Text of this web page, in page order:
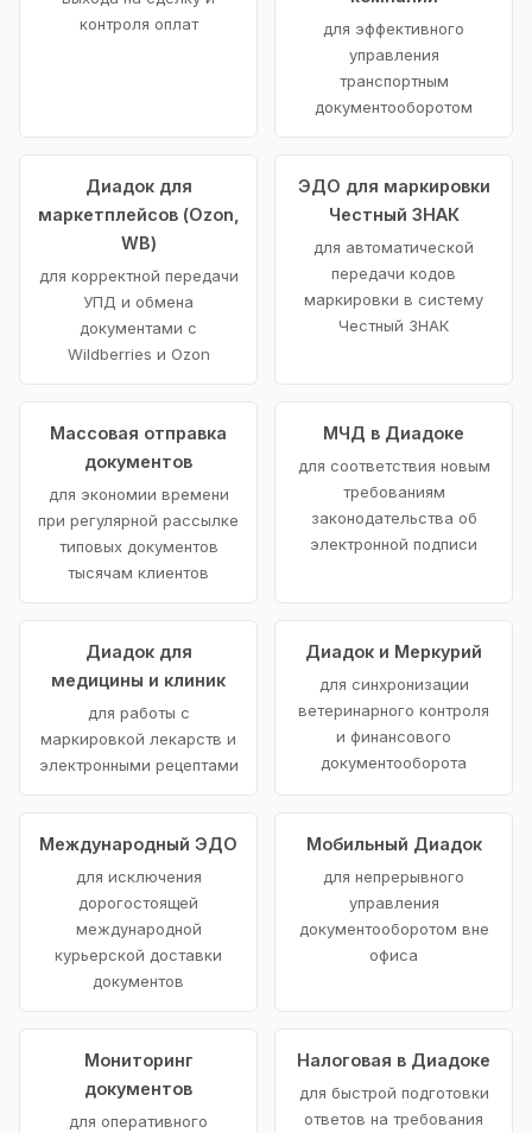
контроля оплат
для эффективного
управления
транспортным
документооборотом
Диадок для
маркетплейсов (Ozon,
WB)
для корректной передачи
УПД и обмена
документами с
Wildberries и Ozon
ЭДО для маркировки
Честный ЗНАК
для автоматической
передачи кодов
маркировки в систему
Честный ЗНАК
Массовая отправка
документов
для экономии времени
при регулярной рассылке
типовых документов
тысячам клиентов
МЧД в Диадоке
для соответствия новым
требованиям
законодательства об
электронной подписи
Диадок для
медицины и клиник
для работы с
маркировкой лекарств и
электронными рецептами
Диадок и Меркурий
для синхронизации
ветеринарного контроля
и финансового
документооборота
Международный ЭДО
для исключения
дорогостоящей
международной
курьерской доставки
документов
Мобильный Диадок
для непрерывного
управления
документооборотом вне
офиса
Мониторинг
документов
для оперативного
Налоговая в Диадоке
для быстрой подготовки
ответов на требования